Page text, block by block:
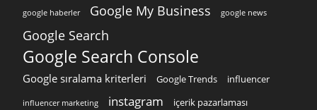
google haberler Google My Business google news
Google Search
Google Search Console
Google sıralama kriterleri Google Trends influencer
influencer marketing instagram içerik pazarlaması